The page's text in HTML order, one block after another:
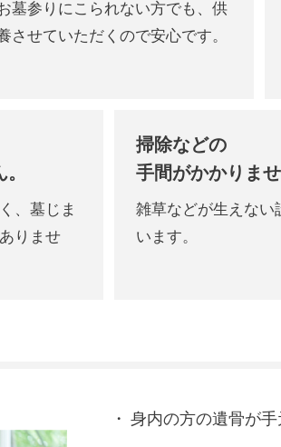
墓参りにこられない方でも、 供
させていただくので安心です。
、墓じま
りませ
掃除などの
手間がかかりませ
雑草などが生えない
います。
身内の方の遺骨が